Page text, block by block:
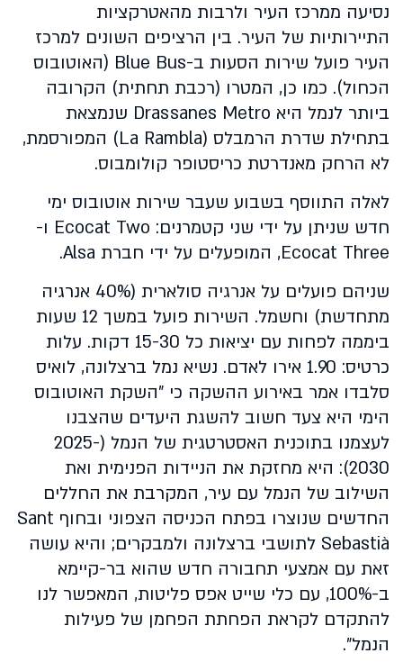
נסיעה ממרכז העיר ולרבות מהאטרקציות
התיירותיות של העיר. בין הרציפים השונים למרכז
העיר פועל שירות הסעות ב-Blue Bus (האוטובוס
הכחול). כמו כן, המטרו (רכבת תחתית) הקרובה
ביותר לנמל היא Drassanes Metro שנמצאת
בתחילת שדרת הרמבלס (La Rambla) המפורסמת,
לא הרחק מאנדרטת כריסטופר קולומבוס.
לאלה התווסף בשבוע שעבר שירות אוטובוס ימי
חדש שניתן על ידי שני קטמרנים: Ecocat Two ו-
Ecocat Three, המופעלים על ידי חברת Alsa.
שניהם פועלים על אנרגיה סולארית (40% אנרגיה
מתחדשת) וחשמל. השירות פועל במשך 12 שעות
ביממה לפחות עם יציאות כל 15-30 דקות. עלות
כרטיס: 1.90 אירו לאדם. נשיא נמל ברצלונה, לואיס
סלבדו אמר באירוע ההשקה כי "השקת האוטובוס
הימי היא צעד חשוב להשגת היעדים שהצבנו
לעצמנו בתוכנית האסטרטגית של הנמל (2025-
2030): היא מחזקת את הניידות הפנימית ואת
השילוב של הנמל עם עיר, המקרבת את החללים
החדשים שנוצרו בפתח הכניסה הצפוני ובחוף Sant
Sebastià לתושבי ברצלונה ולמבקרים; והיא עושה
זאת עם אמצעי תחבורה חדש שהוא בר-קיימא
ב-100%, עם כלי שייט אפס פליטות, המאפשר לנו
להתקדם לקראת הפחתת הפחמן של פעילות
הנמל".